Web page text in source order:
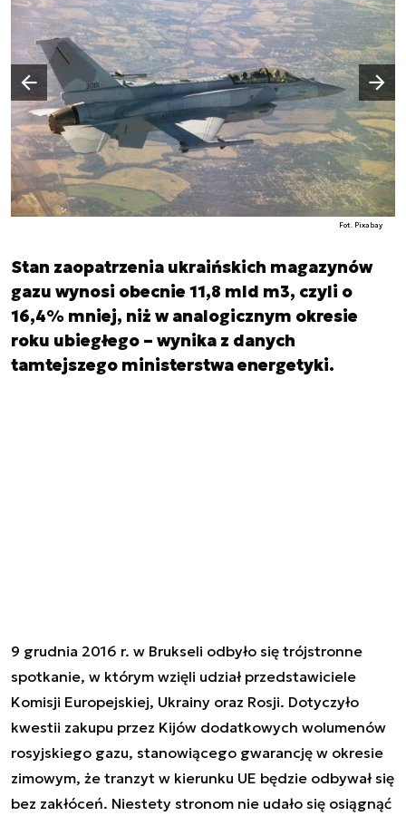
Fot. Pixabay
Poprzedni slajd
Następny slajd
Stan zaopatrzenia ukraińskich magazynów
gazu wynosi obecnie 11,8 mld m3, czyli o
16,4% mniej, niż w analogicznym okresie
roku ubiegłego – wynika z danych
tamtejszego ministerstwa energetyki.
9 grudnia 2016 r. w Brukseli odbyło się trójstronne
spotkanie, w którym wzięli udział przedstawiciele
Komisji Europejskiej, Ukrainy oraz Rosji. Dotyczyło
kwestii zakupu przez Kijów dodatkowych wolumenów
rosyjskiego gazu, stanowiącego gwarancję w okresie
zimowym, że tranzyt w kierunku UE będzie odbywał się
bez zakłóceń. Niestety stronom nie udało się osiągnąć